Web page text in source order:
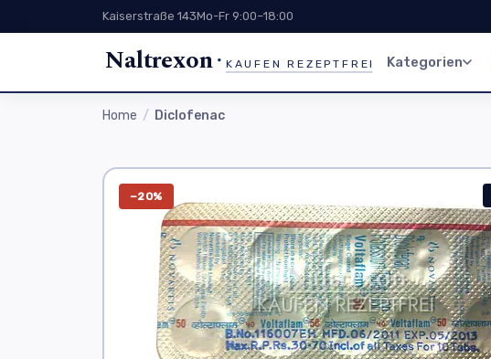
Kaiserstraße 143Mo-Fr 9:00–18:00
Naltrexon KAUFEN REZEPTFREI Kategorien
Home Diclofenac
−20%